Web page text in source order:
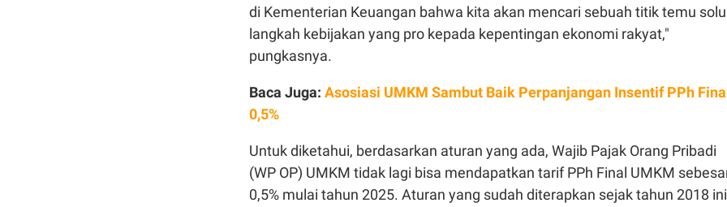
di Kementerian Keuangan bahwa kita akan mencari sebuah titik temu
langkah kebijakan yang pro kepada kepentingan ekonomi rakyat,"
pungkasnya.
Baca Juga: Asosiasi UMKM Sambut Baik Perpanjangan Insentif PPh
0,5%
Untuk diketahui, berdasarkan aturan yang ada, Wajib Pajak Orang Pribadi
(WP OP) UMKM tidak lagi bisa mendapatkan tarif PPh Final UMKM
0,5% mulai tahun 2025. Aturan yang sudah diterapkan sejak tahun 2018 ini